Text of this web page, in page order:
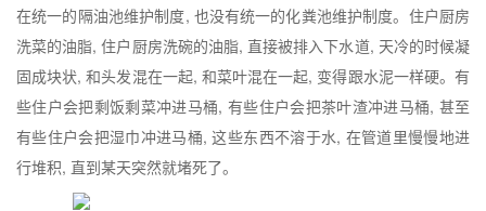
在统一的隔油池维护制度, 也没有统一的化粪池维护制度。住户厨房
洗菜的油脂, 住户厨房洗碗的油脂, 直接被排入下水道, 天冷的时候凝
固成块状, 和头发混在一起, 和菜叶混在一起, 变得跟水泥一样硬。有
些住户会把剩饭剩菜冲进马桶, 有些住户会把茶叶渣冲进马桶, 甚至
有些住户会把湿巾冲进马桶, 这些东西不溶于水, 在管道里慢慢地进
行堆积, 直到某天突然就堵死了。